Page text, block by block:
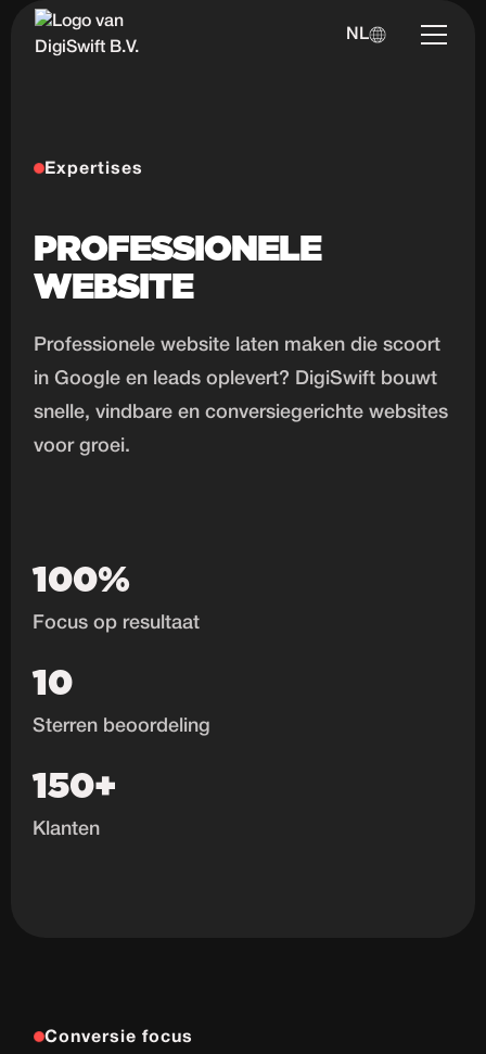
NL
Expertises
PROFESSIONELE
WEBSITE
Professionele website laten maken die scoort
in Google en leads oplevert? DigiSwift bouwt
snelle, vindbare en conversiegerichte websites
voor groei.
100%
Focus op resultaat
10
Sterren beoordeling
150+
Klanten
Conversie focus